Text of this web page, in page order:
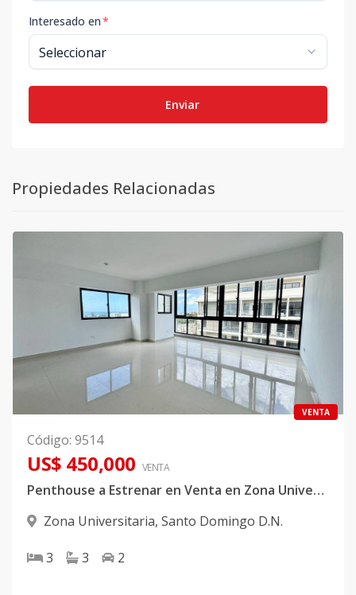
Interesado en*
Enviar
Propiedades Relacionadas
VENTA
Código: 9514
US$ 450,000 VENTA
Penthouse a Estrenar en Venta en Zona Universitaria
Zona Universitaria, Santo Domingo D.N.
3 3 2